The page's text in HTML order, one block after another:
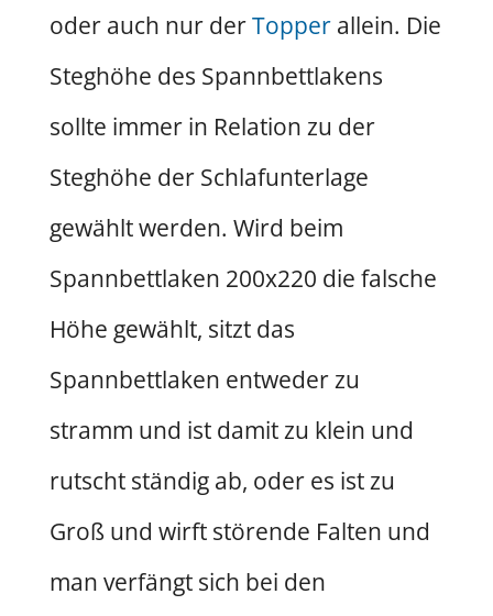
oder auch nur derTopperallein. Die
Steghöhe des Spannbettlakens
sollte immer in Relation zu der
Steghöhe der Schlafunterlage
gewählt werden. Wird beim
Spannbettlaken 200x220 die falsche
Höhe gewählt, sitzt das
Spannbettlaken entweder zu
stramm und ist damit zu klein und
rutscht ständig ab, oder es ist zu
Groß und wirft störende Falten und
man verfängt sich bei den